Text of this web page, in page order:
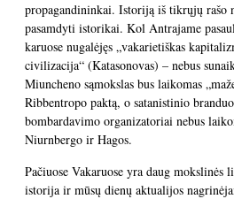
propagandininkai. Istoriją iš tikrųjų rašo
pasamdyti istorikai. Kol Antrajame
karuose nugalėjęs „vakarietiškas
civilizacija“ (Katasonovas) – nebus
Miuncheno sąmokslas bus laikomas
Ribbentropo paktą, o satanistinio
bombardavimo organizatoriai nebus
Niurnbergo ir Hagos.
Pačiuose Vakaruose yra daug
istorija ir mūsų dienų aktualijos